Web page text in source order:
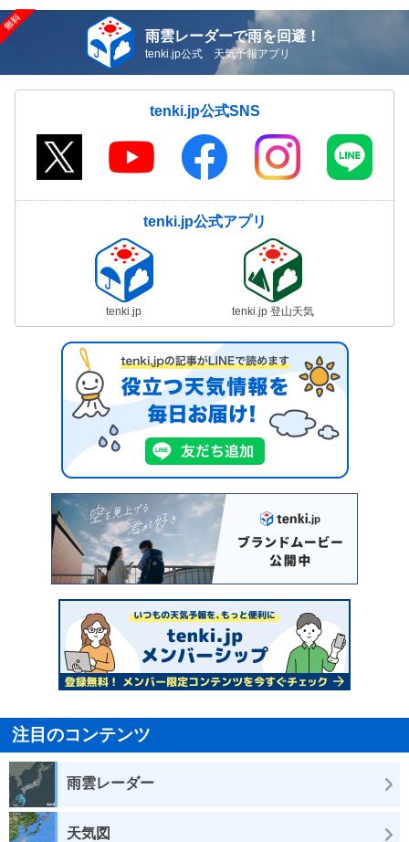
雨雲レーダーで雨を回避！
tenki.jp公式 天気予報アプリ
tenki.jp公式SNS
tenki.jp公式アプリ
tenki.jp tenki.jp 登山天気
注目のコンテンツ
雨雲レーダー
天気図